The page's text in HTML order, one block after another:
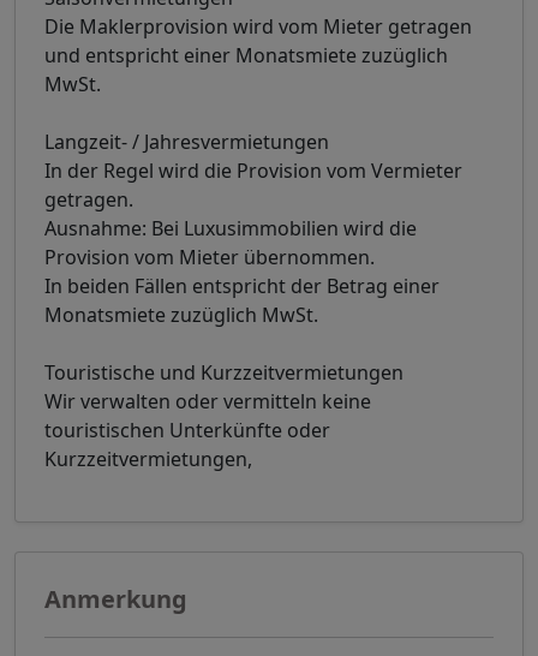
Die Maklerprovision wird vom Mieter getragen
und entspricht einer Monatsmiete zuzüglich
MwSt.
Langzeit- / Jahresvermietungen
In der Regel wird die Provision vom Vermieter
getragen.
Ausnahme: Bei Luxusimmobilien wird die
Provision vom Mieter übernommen.
In beiden Fällen entspricht der Betrag einer
Monatsmiete zuzüglich MwSt.
Touristische und Kurzzeitvermietungen
Wir verwalten oder vermitteln keine
touristischen Unterkünfte oder
Kurzzeitvermietungen,
Anmerkung